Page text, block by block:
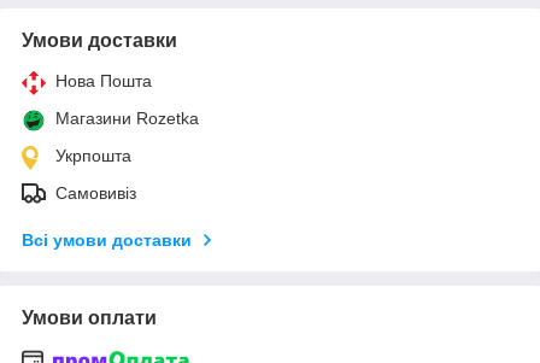
Умови доставки
Нова Пошта
Магазини Rozetka
Укрпошта
Самовивіз
Всі умови доставки
Умови оплати